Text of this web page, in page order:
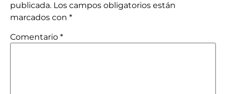
publicada. Los campos obligatorios están
marcados con *
Comentario *